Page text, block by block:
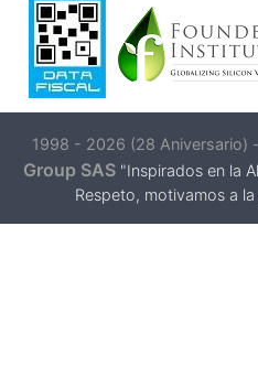
1998 - 2026 (28 Aniversario) -
Group SAS "Inspirados en la
Respeto, motivamos a